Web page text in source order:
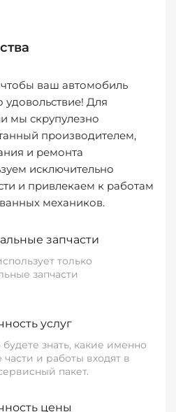
ваш автомобиль
удовольствие! Для
мы скрупулезно
производителем,
и ремонта
исключительно
и привлекаем к работам
механиков.
запчасти
только
запчасти
услуг
знать, какие именно
части и работы входят в
пакет.
цены